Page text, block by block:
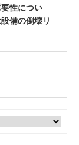
性につい
備の倒壊リ